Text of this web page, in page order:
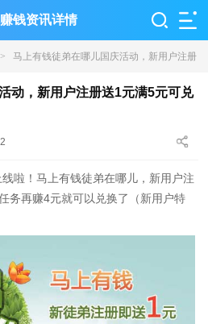
钱资讯详情
> 马上有钱徒弟在哪儿国庆活动，新用户注册
动，新用户注册送1元满5元可兑
啦！马上有钱徒弟在哪儿，新用户注
务再赚4元就可以兑换了（新用户特